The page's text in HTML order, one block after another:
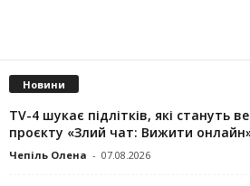
Новини
TV-4 шукає підлітків, які стануть
проєкту «Злий чат: Вижити
Чепіль Олена - 07.08.2026